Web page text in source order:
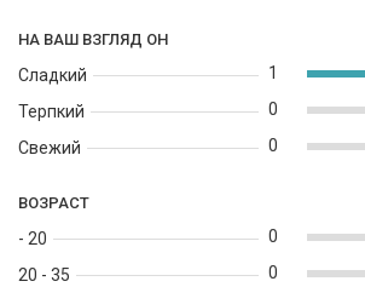
НА ВАШ ВЗГЛЯД ОН
Сладкий
Терпкий
Свежий
1
0
0
ВОЗРАСТ
- 20
20 - 35
0
0